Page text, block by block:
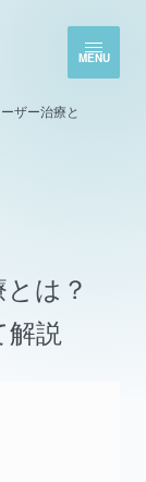
MENU
ザー治療と
は？
解説